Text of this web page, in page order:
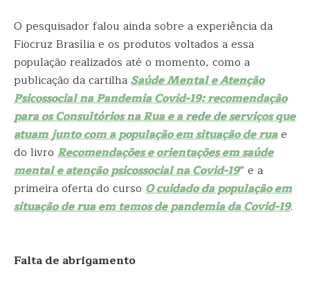
O pesquisador falou ainda sobre a experiência da
Fiocruz Brasília e os produtos voltados a essa
população realizados até o momento, como a
publicação da cartilhaSaúde Mental e Atenção
Psicossocial na Pandemia Covid-19: recomendação
para os Consultórios na Rua e a rede de serviços que
atuam junto com a população em situação de ruae
do livro Recomendações e orientações em saúde
mental e atenção psicossocial na Covid-19” e a
primeira oferta do curso O cuidado da população em
situação de rua em temos de pandemia da Covid-19.
Falta de abrigamento